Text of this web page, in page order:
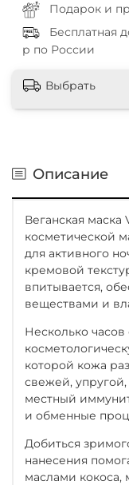
Подарок и
Бесплатная
р по России
Выбрать
Описание
Веганская маска
косметической
для активного
кремовой
впитывается,
веществами и
Несколько
которой кожа
свежей,
местный
и обменные
Добиться
нанесения
маслами кокоса,